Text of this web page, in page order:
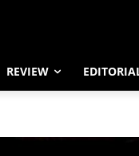
REVIEW